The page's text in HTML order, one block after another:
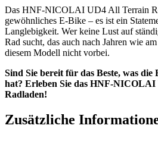
Das HNF-NICOLAI UD4 All Terrain
gewöhnliches E-Bike – es ist ein
Langlebigkeit. Wer keine Lust auf
Rad sucht, das auch nach Jahren wie
diesem Modell nicht vorbei.
Sind Sie bereit für das Beste, was die
hat? Erleben Sie das HNF-NICOLAI
Radladen!
Zusätzliche